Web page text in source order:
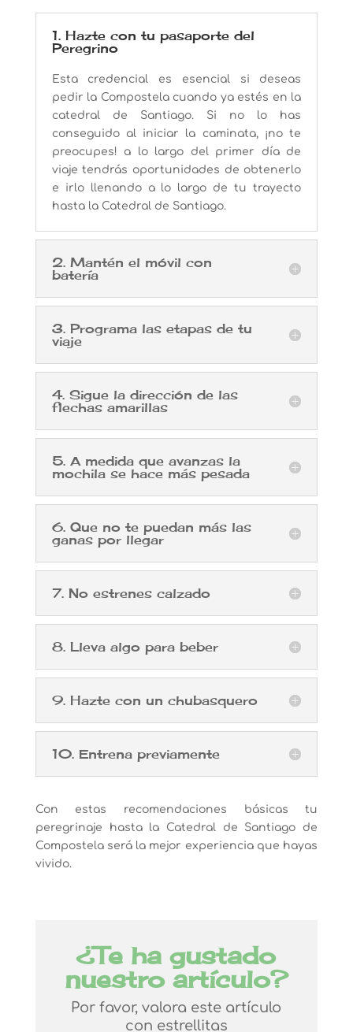
1. Hazte con tu pasaporte del
Peregrino
Esta credencial es esencial si deseas
pedir la Compostela cuando ya estés en la
catedral de Santiago. Si no lo has
conseguido al iniciar la caminata, ¡no te
preocupes! a lo largo del primer día de
viaje tendrás oportunidades de obtenerlo
e irlo llenando a lo largo de tu trayecto
hasta la Catedral de Santiago.
2. Mantén el móvil con
batería
3. Programa las etapas de tu
viaje
4. Sigue la dirección de las
flechas amarillas
5. A medida que avanzas la
mochila se hace más pesada
6. Que no te puedan más las
ganas por llegar
7. No estrenes calzado
8. Lleva algo para beber
9. Hazte con un chubasquero
10. Entrena previamente
Con estas recomendaciones básicas tu
peregrinaje hasta la Catedral de Santiago de
Compostela será la mejor experiencia que hayas
vivido.
¿Te ha gustado
nuestro artículo?
Por favor, valora este artículo
con estrellitas